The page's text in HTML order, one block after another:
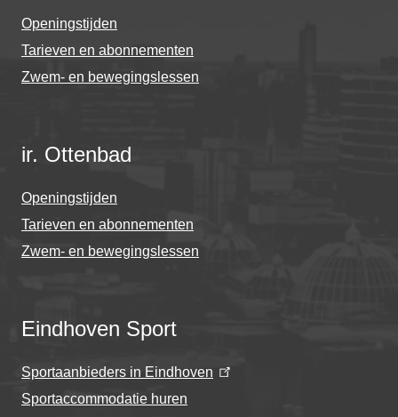
Openingstijden
Tarieven en abonnementen
Zwem- en bewegingslessen
ir. Ottenbad
Openingstijden
Tarieven en abonnementen
Zwem- en bewegingslessen
Eindhoven Sport
Sportaanbieders in Eindhoven
Sportaccommodatie huren